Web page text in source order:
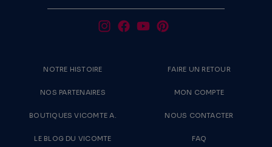
NOTRE HISTOIRE
NOS PARTENAIRES
BOUTIQUES VICOMTE A.
LE BLOG DU VICOMTE
FAIRE UN RETOUR
MON COMPTE
NOUS CONTACTER
FAQ